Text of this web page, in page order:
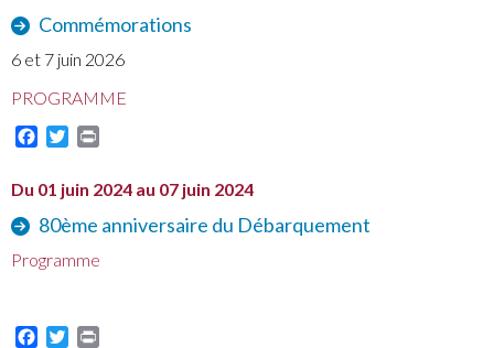
Commémorations
6 et 7 juin 2026
PROGRAMME
Facebook
Twitter
Du 01 juin 2024 au 07 juin 2024
80ème anniversaire du Débarquement
Programme
Facebook
Twitter